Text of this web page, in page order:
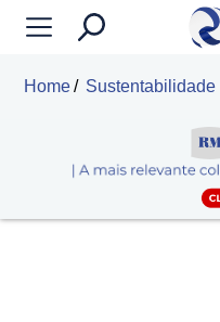
Home Sustentabilidade